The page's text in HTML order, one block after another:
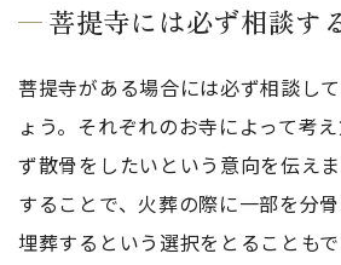
菩提寺には必ず相談す
菩提寺がある場合には必ず相談し
ょう。それぞれのお寺によって考
ず散骨をしたいという意向を伝え
することで、火葬の際に一部を分
埋葬するという選択をとることも